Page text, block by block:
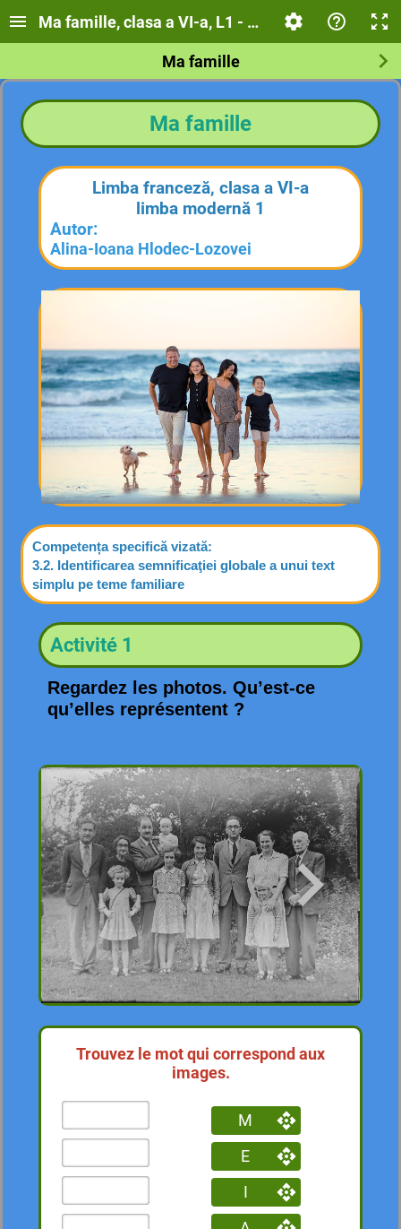
Ma famille, clasa a VI-a, L1 - Consolidare,
Ma famille
Ma famille
Limba franceză, clasa a VI-a
limba modernă 1
Autor:
Alina-Ioana Hlodec-Lozovei
Competența specifică vizată:
3.2. Identificarea semnificaţiei globale a unui text
simplu pe teme familiare
Activité 1
Regardez les photos. Qu’est-ce
qu’elles représentent ?
Trouvez le mot qui correspond aux
images.
M
E
I